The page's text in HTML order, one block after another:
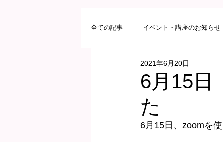
全ての記事 イベント・講座のお知らせ
多胎プレママパパ教室
健診サポート
6月15
た
2021年6月20日
6月15日、zoomを